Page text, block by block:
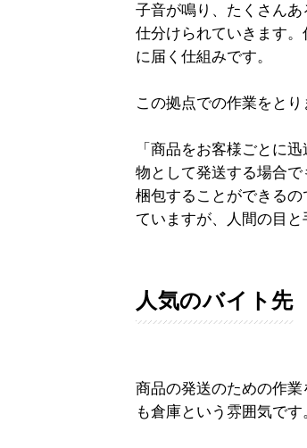
子音が鳴り、たくさんあ
仕分けられていきます
に届く仕組みです。
この拠点での作業をと
「商品をお客様ごとに
物として発送する場合
梱包することができる
ていますが、人間の目と
人気のバイト先
商品の発送のための作
も倉庫という雰囲気です